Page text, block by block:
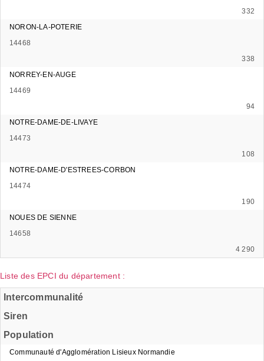
332
NORON-LA-POTERIE
14468
338
NORREY-EN-AUGE
14469
94
NOTRE-DAME-DE-LIVAYE
14473
108
NOTRE-DAME-D'ESTREES-CORBON
14474
190
NOUES DE SIENNE
14658
4 290
Liste des EPCI du département :
Intercommunalité
Siren
Population
Communauté d'Agglomération Lisieux Normandie